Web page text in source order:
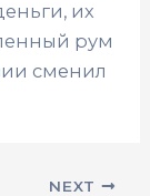
их
рум
сменил
NEXT